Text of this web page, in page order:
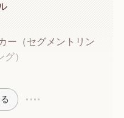
ー（セグメントリン
）